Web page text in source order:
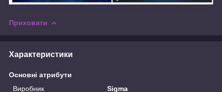
Приховати
Характеристики
Основні атрибути
Виробник
Sigma